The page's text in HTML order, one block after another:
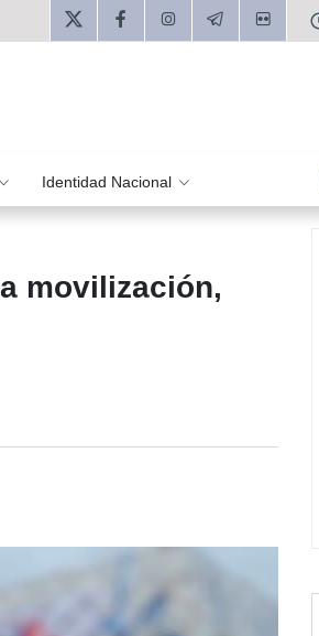
Identidad Nacional
movilización,